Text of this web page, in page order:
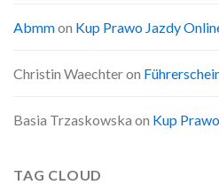
Abmmon Kup Prawo Jazdy
Christin Waechteron
Basia Trzaskowska on Kup
TAG CLOUD